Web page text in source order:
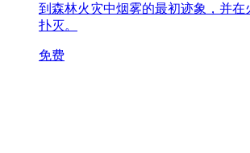
到森林火灾中烟雾的最初迹象，并在
扑灭。
免费